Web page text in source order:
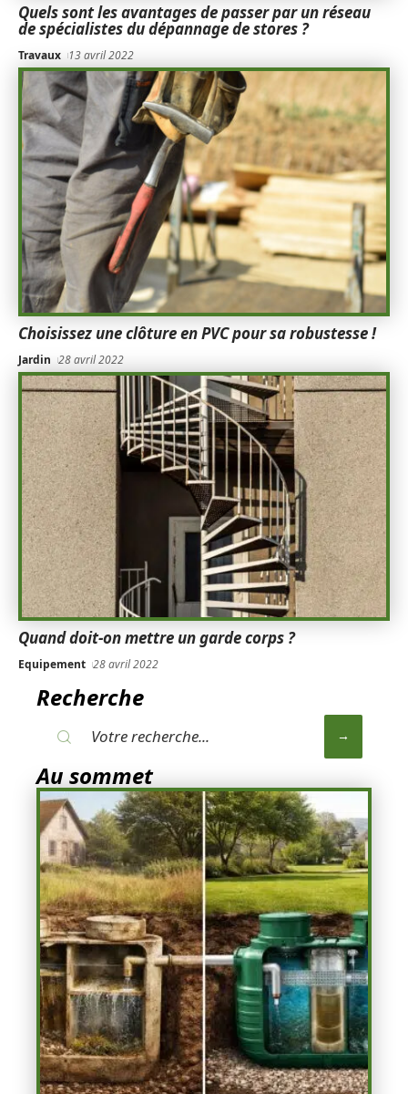
Quels sont les avantages de passer par un réseau
de spécialistes du dépannage de stores ?
Travaux 13 avril 2022
Choisissez une clôture en PVC pour sa robustesse !
Jardin 28 avril 2022
Quand doit-on mettre un garde corps ?
Equipement 28 avril 2022
Recherche
Au sommet